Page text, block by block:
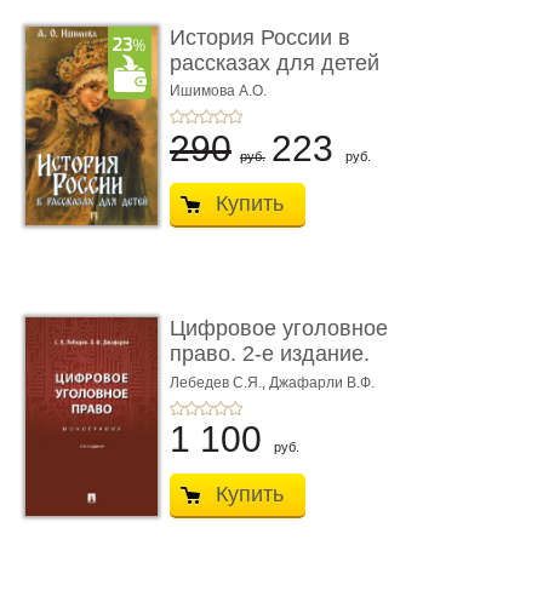
История России в
рассказах для детей
Ишимова А.О.
290 руб. 223 руб.
Купить
Цифровое уголовное
право. 2-е издание.
Монограф ...
Лебедев С.Я., Джафарли В.Ф.
1 100 руб.
Купить